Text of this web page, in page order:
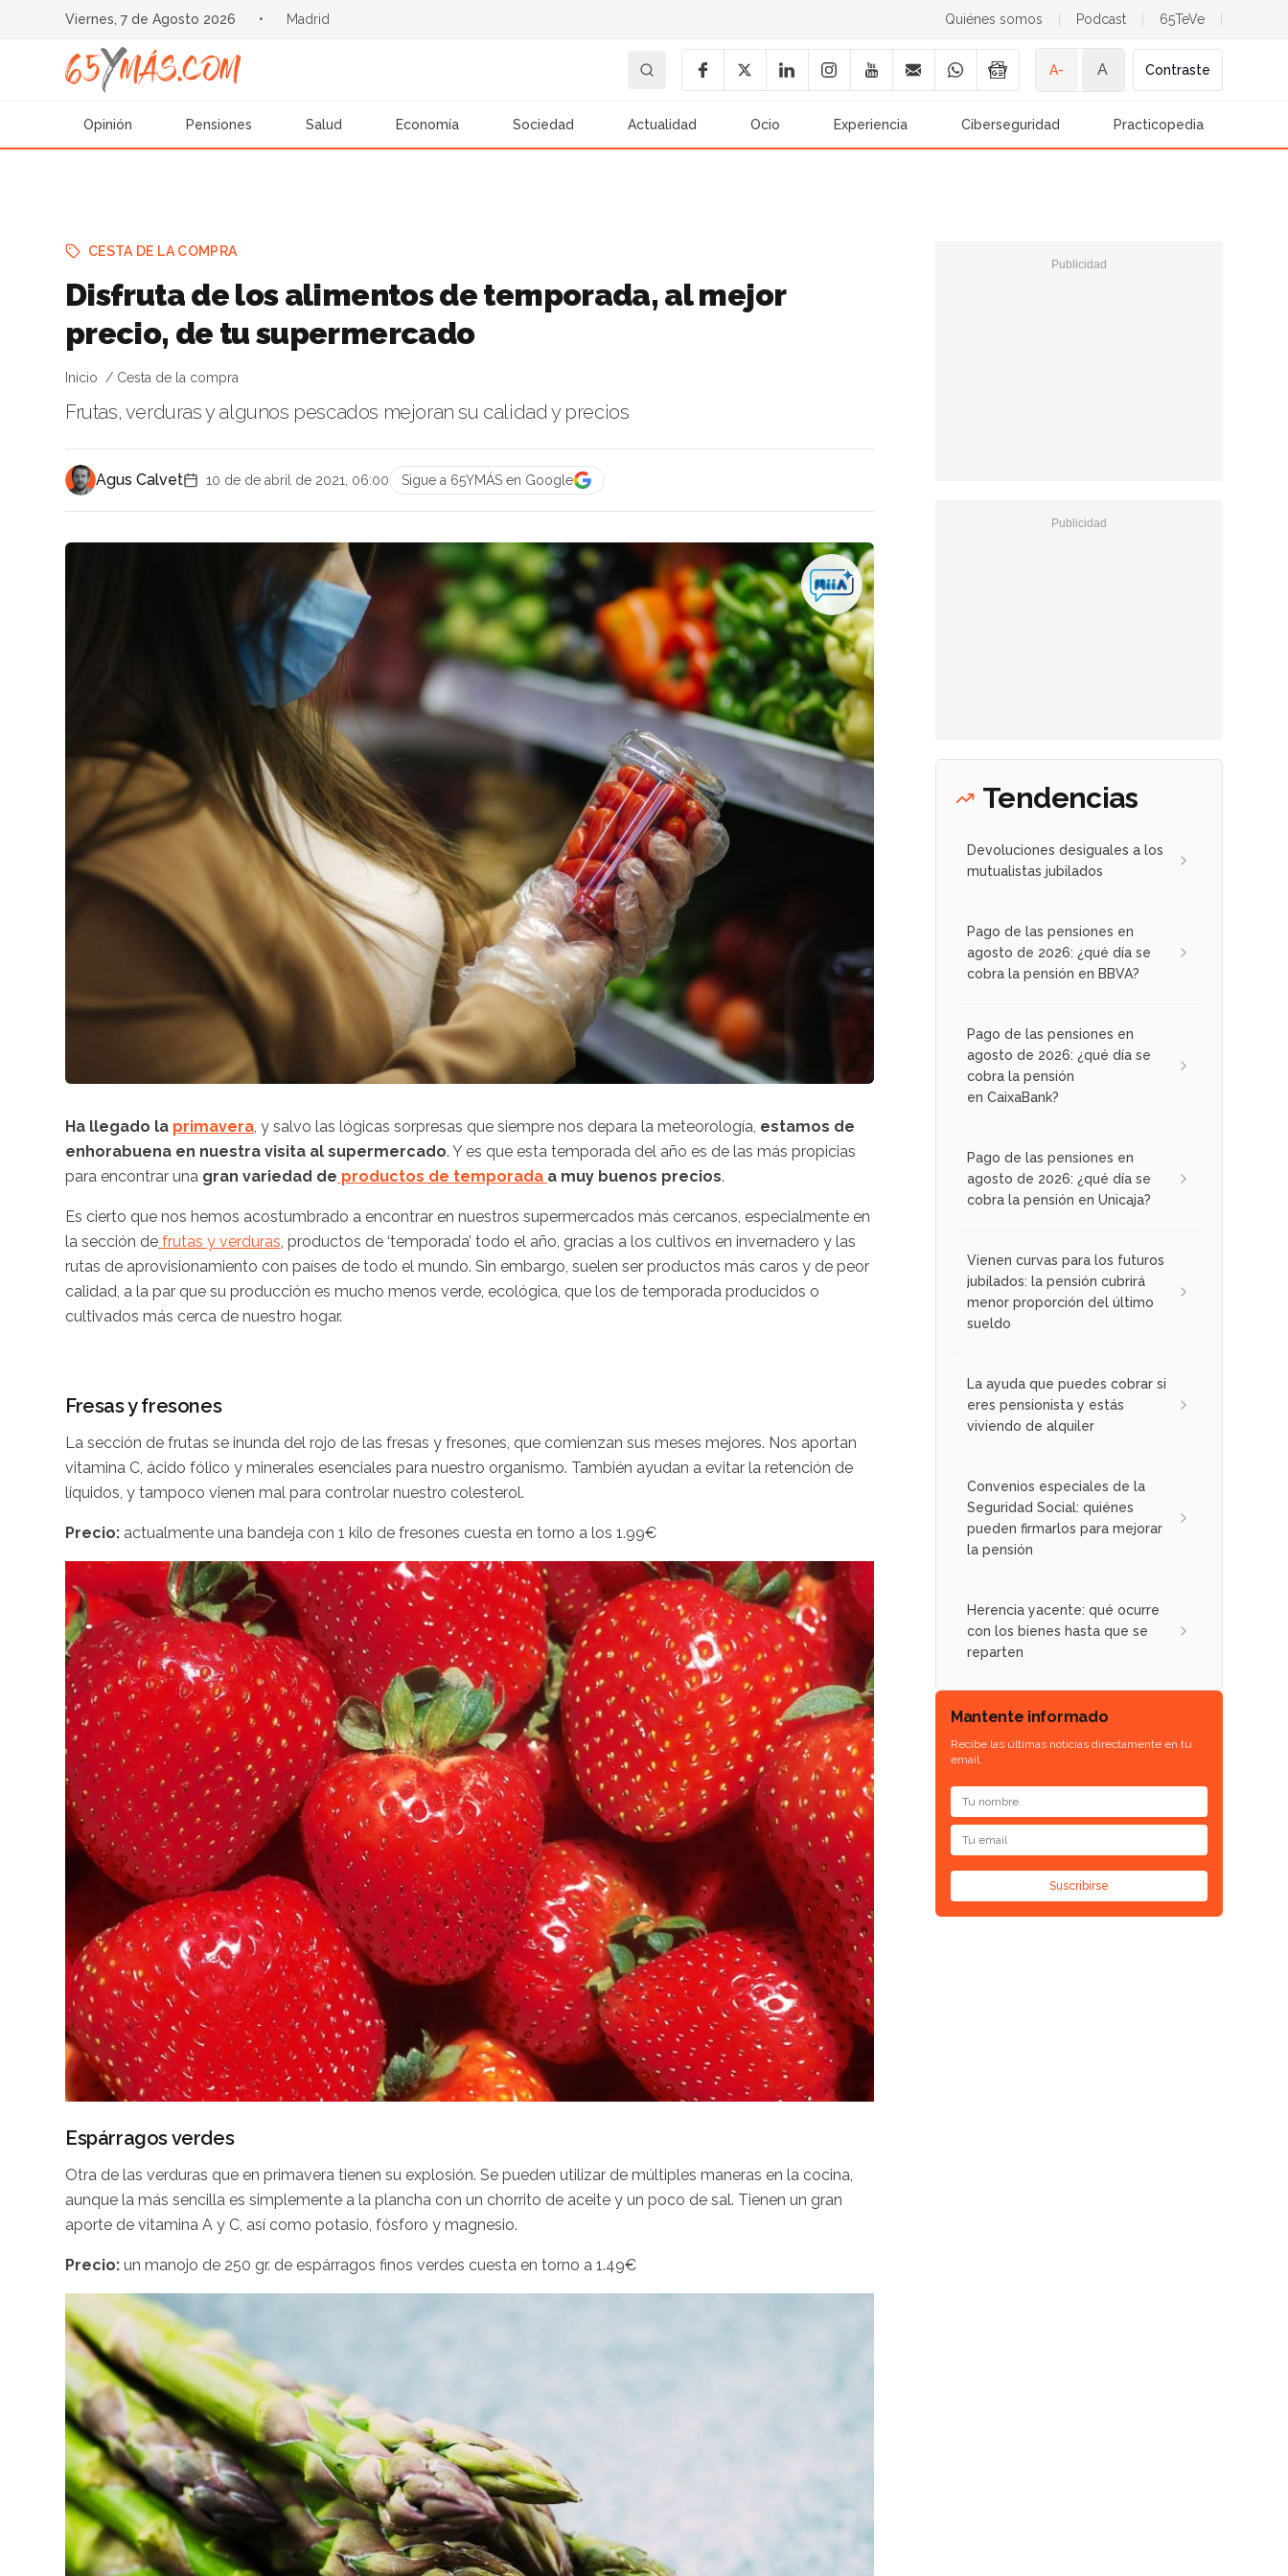
Viernes, 7 de Agosto 2026 • Madrid Quiénes somos Podcast 65TeVe
A- A Contraste
Opinión Pensiones Salud Economía Sociedad Actualidad Ocio Experiencia Ciberseguridad Practicopedia
CESTA DE LA COMPRA
Disfruta de los alimentos de temporada, al mejor
precio, de tu supermercado
Inicio Cesta de la compra
Frutas, verduras y algunos pescados mejoran su calidad y precios
Agus Calvet 10 de de abril de 2021, 06:00 Sigue a 65YMÁS en Google
Ha llegado la primavera , y salvo las lógicas sorpresas que siempre nos depara la meteorología, estamos de
enhorabuena en nuestra visita al supermercado. Y es que esta temporada del año es de las más propicias
para encontrar una gran variedad de productos de temporada a muy buenos precios.
Es cierto que nos hemos acostumbrado a encontrar en nuestros supermercados más cercanos, especialmente en
la sección de frutas y verduras , productos de ‘temporada’ todo el año, gracias a los cultivos en invernadero y las
rutas de aprovisionamiento con países de todo el mundo. Sin embargo, suelen ser productos más caros y de peor
calidad, a la par que su producción es mucho menos verde, ecológica, que los de temporada producidos o
cultivados más cerca de nuestro hogar.
Fresas y fresones
La sección de frutas se inunda del rojo de las fresas y fresones, que comienzan sus meses mejores. Nos aportan
vitamina C, ácido fólico y minerales esenciales para nuestro organismo. También ayudan a evitar la retención de
líquidos, y tampoco vienen mal para controlar nuestro colesterol.
Precio: actualmente una bandeja con 1 kilo de fresones cuesta en torno a los 1.99€
Espárragos verdes
Otra de las verduras que en primavera tienen su explosión. Se pueden utilizar de múltiples maneras en la cocina,
aunque la más sencilla es simplemente a la plancha con un chorrito de aceite y un poco de sal. Tienen un gran
aporte de vitamina A y C, así como potasio, fósforo y magnesio.
Precio: un manojo de 250 gr. de espárragos finos verdes cuesta en torno a 1.49€
Tendencias
Devoluciones desiguales a los
mutualistas jubilados
Pago de las pensiones en
agosto de 2026: ¿qué día se
cobra la pensión en BBVA?
Pago de las pensiones en
agosto de 2026: ¿qué día se
cobra la pensión
en CaixaBank?
Pago de las pensiones en
agosto de 2026: ¿qué día se
cobra la pensión en Unicaja?
Vienen curvas para los futuros
jubilados: la pensión cubrirá
menor proporción del último
sueldo
La ayuda que puedes cobrar si
eres pensionista y estás
viviendo de alquiler
Convenios especiales de la
Seguridad Social: quiénes
pueden firmarlos para mejorar
la pensión
Herencia yacente: qué ocurre
con los bienes hasta que se
reparten
Mantente informado
Recibe las últimas noticias directamente en tu
email.
Suscribirse